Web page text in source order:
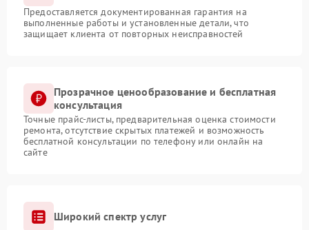
Предоставляется документированная гарантия на
выполненные работы и установленные детали, что
защищает клиента от повторных неисправностей
Прозрачное ценообразование и бесплатная
консультация
Точные прайс-листы, предварительная оценка стоимости
ремонта, отсутствие скрытых платежей и возможность
бесплатной консультации по телефону или онлайн на
сайте
Широкий спектр услуг